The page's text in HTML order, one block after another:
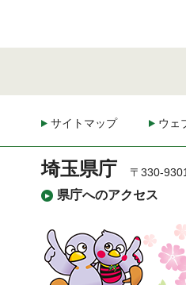
サイトマップ ウェ
埼玉県庁
県庁へのアクセス
〒330-